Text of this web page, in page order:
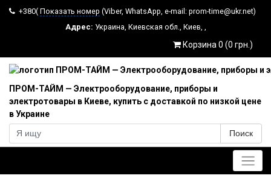
+380( Показать номер (Viber, WhatsApp, e-mail: prom-time@ukr.net)
Адрес: Украина, Киевская обл., Киев, ,
Корзина 0 (0 грн.)
ПРОМ-ТАЙМ — Электрооборудование, приборы и
электротовары в Киеве, купить с доставкой по низкой цене
в Украине
Поиск